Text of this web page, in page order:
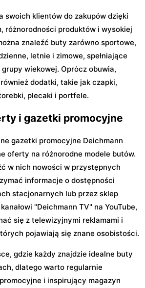
swoich klientów do zakupów dzięki
różnorodności produktów i wysokiej
znaleźć buty zarówno sportowe,
letnie i zimowe, spełniające
wiekowej. Oprócz obuwia,
dodatki, takie jak czapki,
plecaki i portfele.
i gazetki promocyjne
gazetki promocyjne Deichmann
oferty na różnorodne modele butów.
w nich nowości w przystępnych
informacje o dostępności
stacjonarnych lub przez sklep
"Deichmann TV" na YouTube,
się z telewizyjnymi reklamami i
pojawiają się znane osobistości.
gdzie każdy znajdzie idealne buty
dlatego warto regularnie
i inspirujący magazyn